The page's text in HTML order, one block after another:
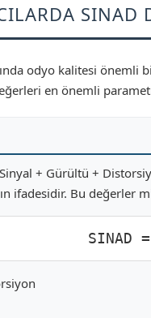
SINAD
odyo kalitesi önemli
en önemli
+ Gürültü +
ifadesidir. Bu değerler
SINAD